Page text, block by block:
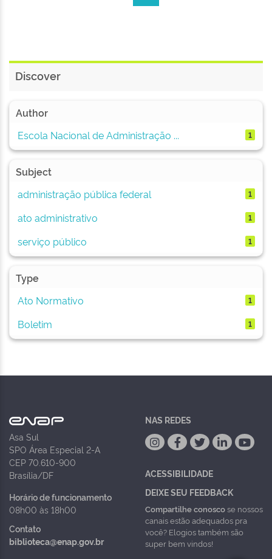
Discover
Author
Escola Nacional de Administração ...
1
Subject
administração pública federal
1
ato administrativo 1
serviço público 1
Type
Ato Normativo
1
Boletim 1
Asa Sul
SPO Área Especial 2-A
CEP 70.610-900
Brasília/DF
Horário de funcionamento
08h00 às 18h00
Contato
biblioteca@enap.gov.br
NAS REDES
ACESSIBILIDADE
DEIXE SEU FEEDBACK
Compartilhe conoscose nossos
canais estão adequados pra
você? Elogios também são
super bem vindos!